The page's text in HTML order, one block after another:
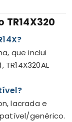
que inclui
TR14X320AL
lacrada e
genérico.